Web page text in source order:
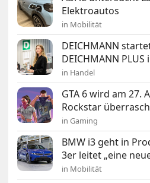
Elektroautos
in Mobilität
DEICHMANN
DEICHMANN
in Handel
GTA 6 wird am 27.
Rockstar
in Gaming
BMW i3 geht in
3er leitet „eine
in Mobilität